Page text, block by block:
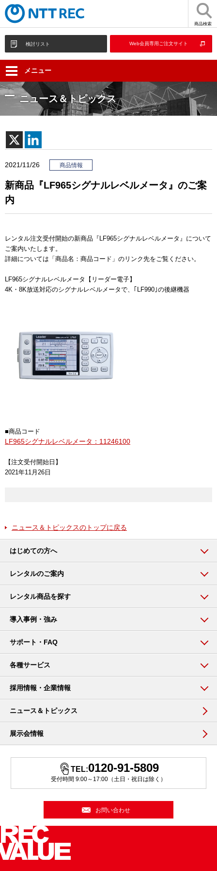
商品検索
検討リスト Web会員専用ご注文サイト
メニュー
ニュース＆トピックス
2021/11/26 商品情報
新商品『LF965シグナルレベルメータ』のご案
内
レンタル注文受付開始の新商品『LF965シグナルレベルメータ』について
ご案内いたします。
詳細については「商品名：商品コード」のリンク先をご覧ください。
LF965シグナルレベルメータ【リーダー電子】
4K・8K放送対応のシグナルレベルメータで、｢LF990｣の後継機器
■商品コード
LF965シグナルレベルメータ：11246100
【注文受付開始日】
2021年11月26日
ニュース＆トピックスのトップに戻る
はじめての方へ
レンタルのご案内
レンタル商品を探す
導入事例・強み
サポート・FAQ
各種サービス
採用情報・企業情報
ニュース＆トピックス
展示会情報
TEL:0120-91-5809
受付時間 9:00～17:00（土日・祝日は除く）
お問い合わせ